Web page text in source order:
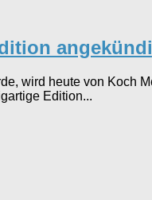
wird heute von Koch
Edition...